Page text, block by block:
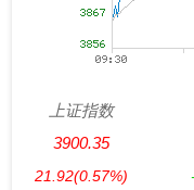
上证指数
3900.35
21.92(0.57%)